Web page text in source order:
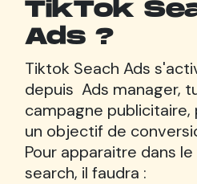
TikTok
Ads ?
Tiktok Seach Ads
depuis Ads manager,
campagne publicitaire,
un objectif de
Pour apparaitre dans
search, il faudra :